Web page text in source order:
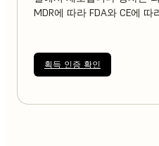
MDR에 따라 FDA와 CE에 따
획득 인증 확인